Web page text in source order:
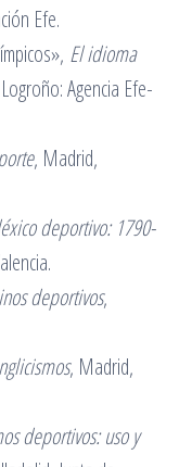
Efe.
El idioma
Agencia Efe-
, Madrid,
deportivo: 1790-
deportivos,
, Madrid,
deportivos: uso y